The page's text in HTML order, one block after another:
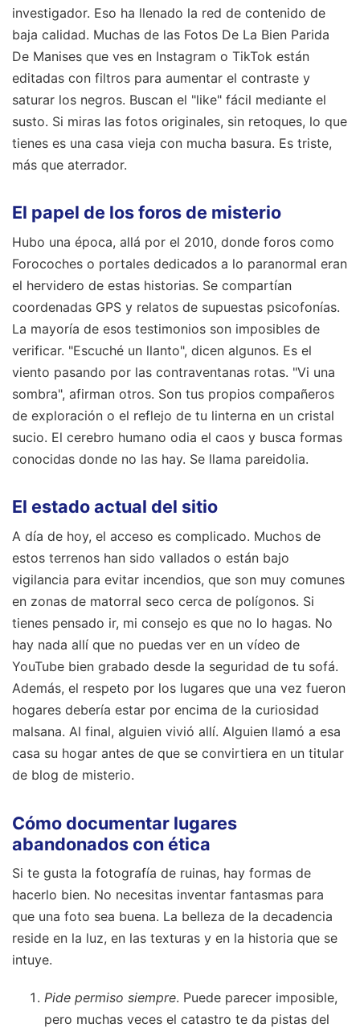
investigador. Eso ha llenado la red de contenido de
baja calidad. Muchas de las Fotos De La Bien Parida
De Manises que ves en Instagram o TikTok están
editadas con filtros para aumentar el contraste y
saturar los negros. Buscan el "like" fácil mediante el
susto. Si miras las fotos originales, sin retoques, lo que
tienes es una casa vieja con mucha basura. Es triste,
más que aterrador.
El papel de los foros de misterio
Hubo una época, allá por el 2010, donde foros como
Forocoches o portales dedicados a lo paranormal eran
el hervidero de estas historias. Se compartían
coordenadas GPS y relatos de supuestas psicofonías.
La mayoría de esos testimonios son imposibles de
verificar. "Escuché un llanto", dicen algunos. Es el
viento pasando por las contraventanas rotas. "Vi una
sombra", afirman otros. Son tus propios compañeros
de exploración o el reflejo de tu linterna en un cristal
sucio. El cerebro humano odia el caos y busca formas
conocidas donde no las hay. Se llama pareidolia.
El estado actual del sitio
A día de hoy, el acceso es complicado. Muchos de
estos terrenos han sido vallados o están bajo
vigilancia para evitar incendios, que son muy comunes
en zonas de matorral seco cerca de polígonos. Si
tienes pensado ir, mi consejo es que no lo hagas. No
hay nada allí que no puedas ver en un vídeo de
YouTube bien grabado desde la seguridad de tu sofá.
Además, el respeto por los lugares que una vez fueron
hogares debería estar por encima de la curiosidad
malsana. Al final, alguien vivió allí. Alguien llamó a esa
casa su hogar antes de que se convirtiera en un titular
de blog de misterio.
Cómo documentar lugares
abandonados con ética
Si te gusta la fotografía de ruinas, hay formas de
hacerlo bien. No necesitas inventar fantasmas para
que una foto sea buena. La belleza de la decadencia
reside en la luz, en las texturas y en la historia que se
intuye.
Pide permiso siempre. Puede parecer imposible,
pero muchas veces el catastro te da pistas del